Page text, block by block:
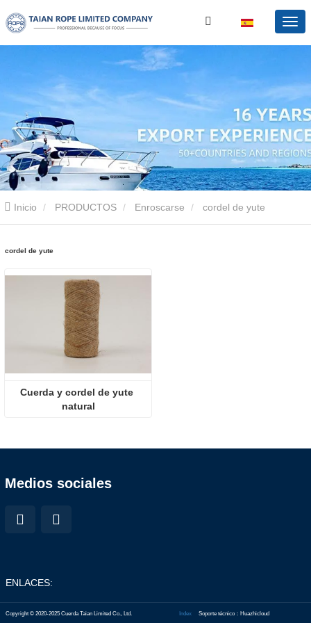
Inicio PRODUCTOS Enroscarse cordel de yute
cordel de yute
Cuerda y cordel de yute
natural
Medios sociales
ENLACES:
Copyright © 2020-2025 Cuerda Taian Limited Co., Ltd. Soporte técnico：Huazhicloud
Index